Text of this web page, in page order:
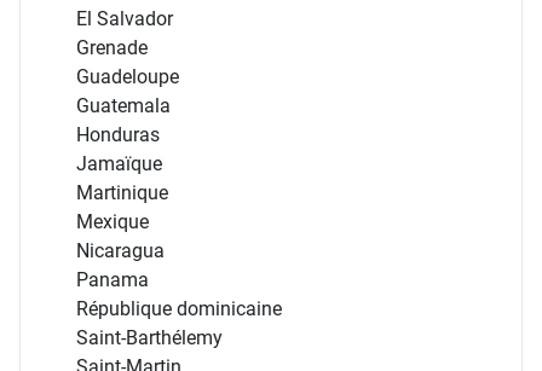
El Salvador
Grenade
Guadeloupe
Guatemala
Honduras
Jamaïque
Martinique
Mexique
Nicaragua
Panama
République dominicaine
Saint-Barthélemy
Saint-Martin